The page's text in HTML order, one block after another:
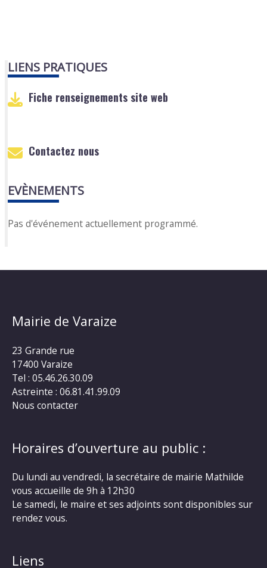
LIENS PRATIQUES
Fiche renseignements site web
Contactez nous
EVÈNEMENTS
Pas d'événement actuellement programmé.
Mairie de Varaize
23 Grande rue
17400 Varaize
Tel : 05.46.26.30.09
Astreinte : 06.81.41.99.09
Nous contacter
Horaires d’ouverture au public :
Du lundi au vendredi, la secrétaire de mairie Mathilde
vous accueille de 9h à 12h30
Le samedi, le maire et ses adjoints sont disponibles sur
rendez vous.
Liens